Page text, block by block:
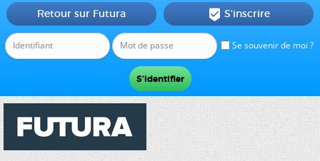
Se souvenir de moi ?
Retour sur Futura  S'inscrire